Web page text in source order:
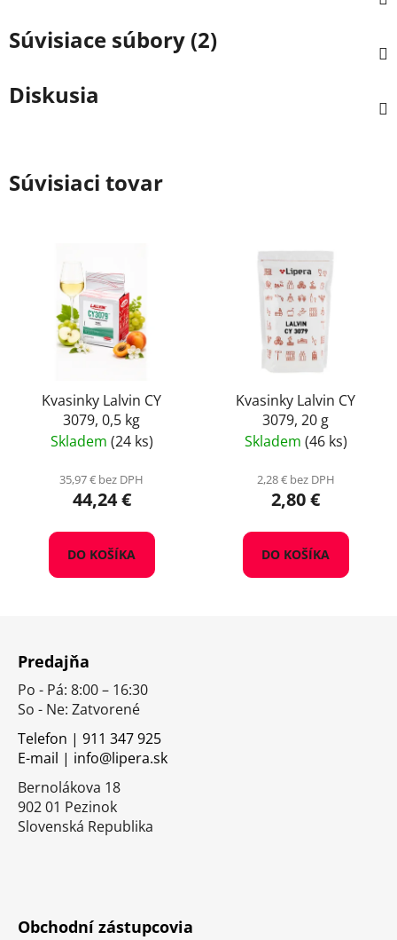
Súvisiace súbory (2)
Diskusia
Súvisiaci tovar
Kvasinky Lalvin CY
3079, 0,5 kg
Skladem (24 ks)
35,97 € bez DPH
44,24 €
DO KOŠÍKA
Kvasinky Lalvin CY
3079, 20 g
Skladem (46 ks)
2,28 € bez DPH
2,80 €
DO KOŠÍKA
Predajňa
Po - Pá: 8:00 – 16:30
So - Ne: Zatvorené
Telefon | 911 347 925
E-mail | info@lipera.sk
Bernolákova 18
902 01 Pezinok
Slovenská Republika
Obchodní zástupcovia